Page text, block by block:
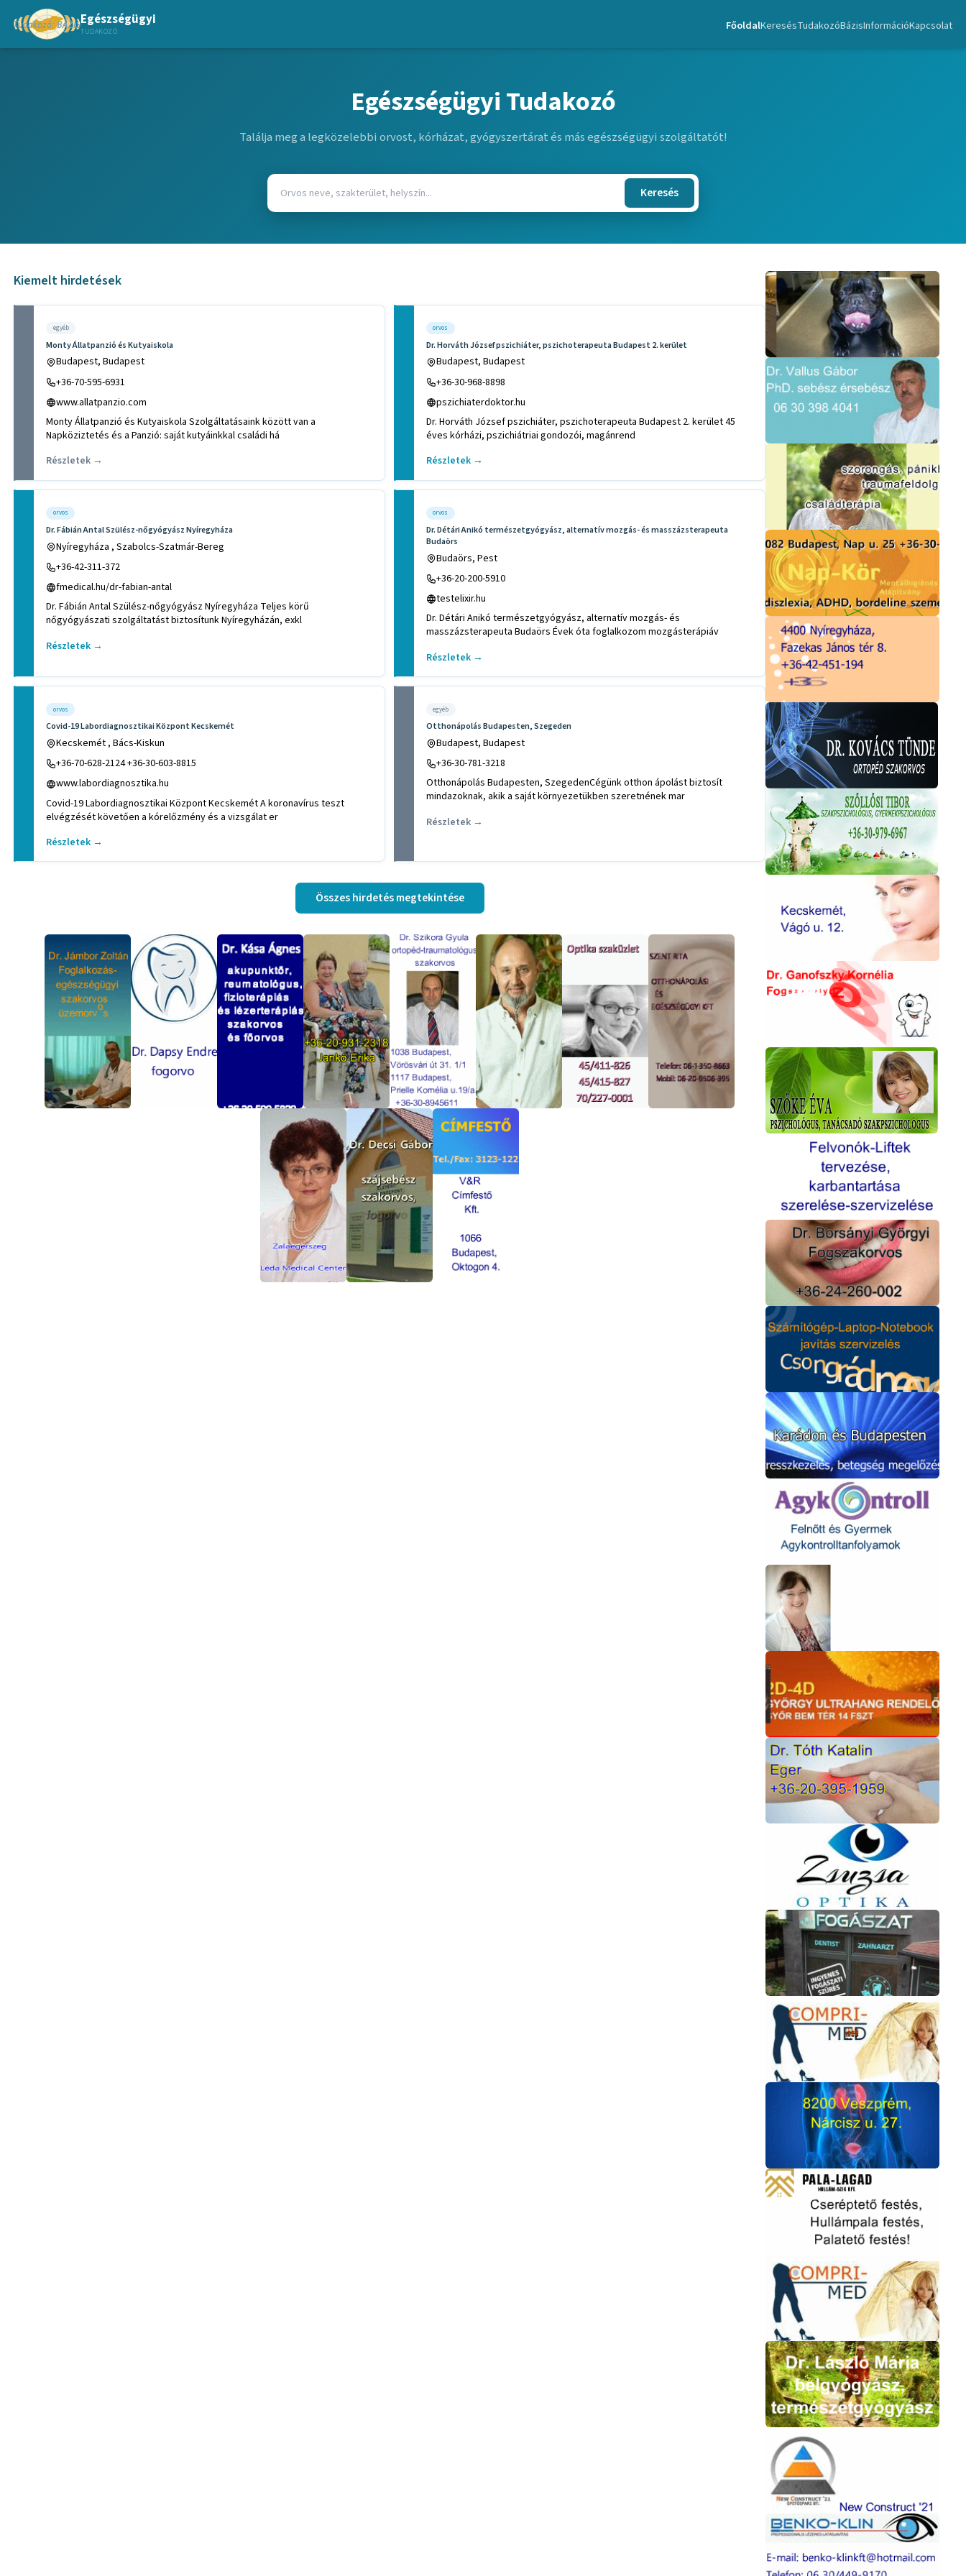
Egészségügyi
TUDAKOZÓ FőoldalKeresésTudakozóBázisInformációKapcsolat
Egészségügyi Tudakozó
Találja meg a legközelebbi orvost, kórházat, gyógyszertárat és más egészségügyi szolgáltatót!
Keresés
Kiemelt hirdetések
egyéb
Monty Állatpanzió és Kutyaiskola
Budapest, Budapest
+36-70-595-6931
www.allatpanzio.com
Monty Állatpanzió és Kutyaiskola Szolgáltatásaink között van a
Napköziztetés és a Panzió: saját kutyáinkkal családi há
Részletek →
orvos
Dr. Horváth József pszichiáter, pszichoterapeuta Budapest 2. kerület
Budapest, Budapest
+36-30-968-8898
pszichiaterdoktor.hu
Dr. Horváth József pszichiáter, pszichoterapeuta Budapest 2. kerület 45
éves kórházi, pszichiátriai gondozói, magánrend
Részletek →
orvos
Dr. Fábián Antal Szülész-nőgyógyász Nyíregyháza
Nyíregyháza , Szabolcs-Szatmár-Bereg
+36-42-311-372
fmedical.hu/dr-fabian-antal
Dr. Fábián Antal Szülész-nőgyógyász Nyíregyháza Teljes körű
nőgyógyászati szolgáltatást biztosítunk Nyíregyházán, exkl
Részletek →
orvos
Dr. Détári Anikó természetgyógyász, alternatív mozgás- és masszázsterapeuta
Budaörs
Budaörs, Pest
+36-20-200-5910
testelixir.hu
Dr. Détári Anikó természetgyógyász, alternatív mozgás- és
masszázsterapeuta Budaörs Évek óta foglalkozom mozgásterápiáv
Részletek →
orvos
Covid-19 Labordiagnosztikai Központ Kecskemét
Kecskemét , Bács-Kiskun
+36-70-628-2124 +36-30-603-8815
www.labordiagnosztika.hu
Covid-19 Labordiagnosztikai Központ Kecskemét A koronavírus teszt
elvégzését követően a kórelőzmény és a vizsgálat er
Részletek →
egyéb
Otthonápolás Budapesten, Szegeden
Budapest, Budapest
+36-30-781-3218
Otthonápolás Budapesten, SzegedenCégünk otthon ápolást biztosít
mindazoknak, akik a saját környezetükben szeretnének mar
Részletek →
Összes hirdetés megtekintése